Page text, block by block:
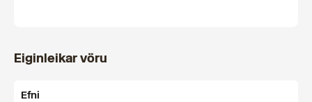
Eiginleikar vöru
Efni